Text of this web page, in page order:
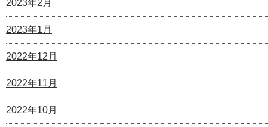
2023年2月
2023年1月
2022年12月
2022年11月
2022年10月